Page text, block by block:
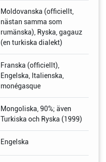
Moldovanska (officiellt,
nästan samma som
rumänska), Ryska, gagauz
(en turkiska dialekt)
Franska (officiellt),
Engelska, Italienska,
monégasque
Mongoliska, 90%; även
Turkiska och Ryska (1999)
Engelska